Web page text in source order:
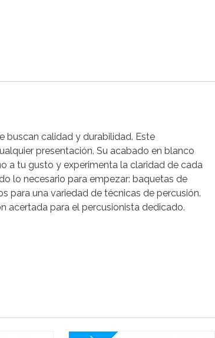
buscan calidad y durabilidad. Este
presentación. Su acabado en blanco
a tu gusto y experimenta la claridad de cada
lo necesario para empezar: baquetas de
para una variedad de técnicas de percusión.
acertada para el percusionista dedicado.